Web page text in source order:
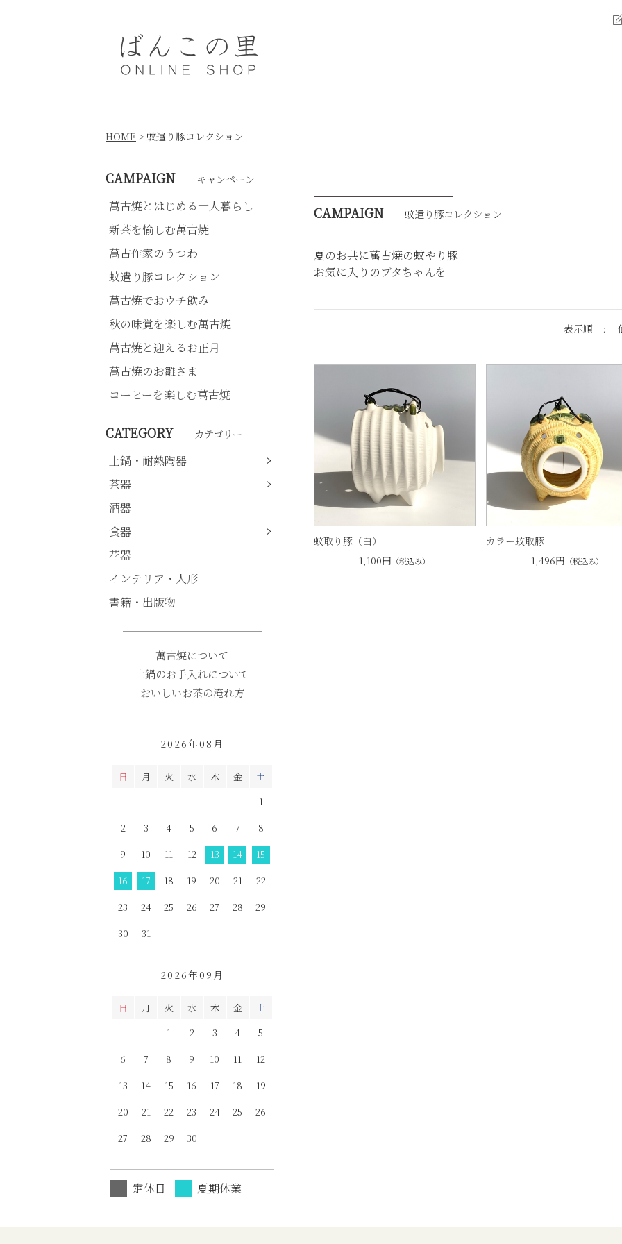
HOME 蚊遣り豚コレクション
CAMPAIGN 蚊遣り豚コレクション
夏のお共に萬古焼の蚊やり豚
お気に入りのブタちゃんを
表示順 :
蚊取り豚（白）
1,100円 （税込み）
カラー蚊取豚
1,496円 （税込み）
CAMPAIGN キャンペーン
萬古焼とはじめる一人暮らし
新茶を愉しむ萬古焼
萬古作家のうつわ
蚊遣り豚コレクション
萬古焼でおウチ飲み
秋の味覚を楽しむ萬古焼
萬古焼と迎えるお正月
萬古焼のお雛さま
コーヒーを楽しむ萬古焼
CATEGORY カテゴリー
土鍋・耐熱陶器
茶器
酒器
食器
花器
インテリア・人形
書籍・出版物
萬古焼について
土鍋のお手入れについて
おいしいお茶の淹れ方
2026年08月
日 月 火 水 木 金
土
1
2
3 4 5 6 7
8
9
10 11 12 13 14
15
16
17 18 19 20 21
22
23
24 25 26 27 28
29
30
31
2026年09月
日 月 火 水 木 金
土
1
2 3 4
5
6
7 8 9 10 11
12
13
14 15 16 17 18
19
20
21 22 23 24 25
26
27
28 29 30
定休日 夏期休業